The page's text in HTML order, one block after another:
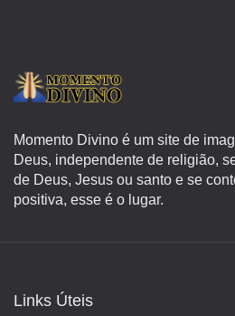
Momento Divino é um site de
Deus, independente de religião,
de Deus, Jesus ou santo e se
positiva, esse é o lugar.
Links Úteis